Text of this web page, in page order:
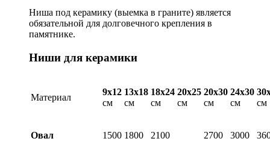
Ниша под керамику (выемка в граните) является
обязательной для долговечного крепления в
памятнике.
Ниши для керамики
Материал
9х12
см
13х18
см
18х24
см
20х25
см
20х30
см
24х30
см
см
Овал 1500 1800 2100 2700 3000